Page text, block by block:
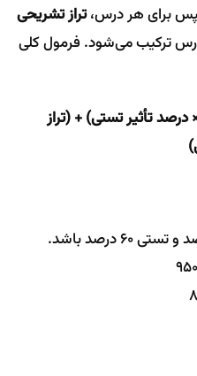
برای هر درس،تراز تشریحی
ترکیب می‌شود. فرمول کلی
تأثیر تستی) + (تراز